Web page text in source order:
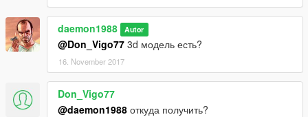
daemon1988 Autor
@Don_Vigo77 3d модель есть?
16. November 2017
Don_Vigo77
@daemon1988 откуда получить?